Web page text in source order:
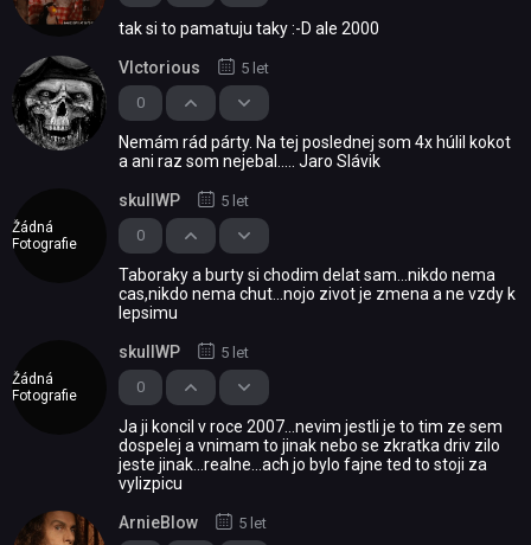
tak si to pamatuju taky :-D ale 2000
0
Vlctorious 5 let
Nemám rád párty. Na tej poslednej som 4x húlil kokot
a ani raz som nejebal..... Jaro Slávik
Žádná
Fotografie
0
skullWP 5 let
Taboraky a burty si chodim delat sam...nikdo nema
cas,nikdo nema chut...nojo zivot je zmena a ne vzdy k
lepsimu
Žádná
Fotografie
0
skullWP 5 let
Ja ji koncil v roce 2007...nevim jestli je to tim ze sem
dospelej a vnimam to jinak nebo se zkratka driv zilo
jeste jinak...realne...ach jo bylo fajne ted to stoji za
vylizpicu
ArnieBlow 5 let